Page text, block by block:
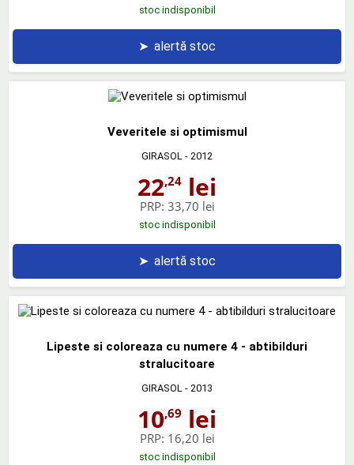
stoc indisponibil
➤ alertă stoc
Veveritele si optimismul
GIRASOL - 2012
22,24 lei
PRP: 33,70 lei
stoc indisponibil
➤ alertă stoc
Lipeste si coloreaza cu numere 4 - abtibilduri
stralucitoare
GIRASOL - 2013
10,69 lei
PRP: 16,20 lei
stoc indisponibil